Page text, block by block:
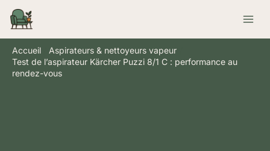
Aller
contenu
Accueil
Aspirateurs & nettoyeurs vapeur
Test de l’aspirateur Kärcher Puzzi 8/1 C : performance au
rendez-vous
Rechercher